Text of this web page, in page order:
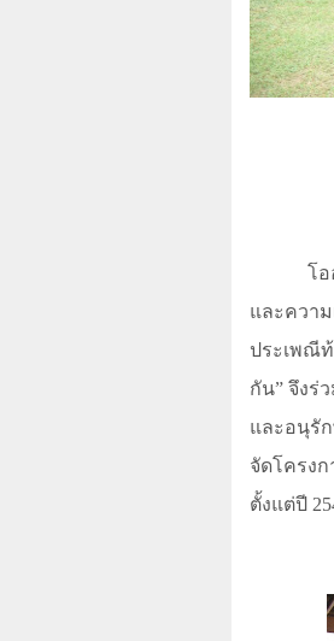
โ
และควา
ประเพณี
กัน” จึงร่
และอนุรั
จัดโครงก
ตั้งแต่ปี